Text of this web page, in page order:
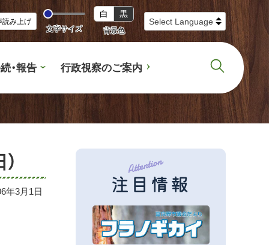
読み上げ
文字サイズ
背景色
白 黒
・報告 行政視察のご案内
年3月1日 注目情報